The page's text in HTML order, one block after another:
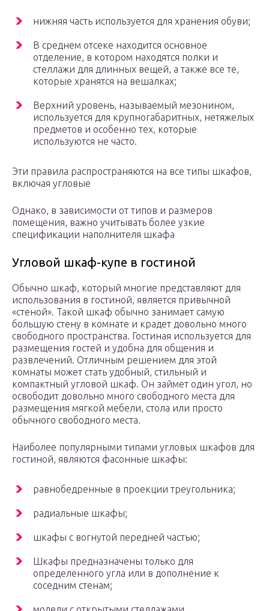
нижняя часть используется для хранения обуви;
В среднем отсеке находится основное
отделение, в котором находятся полки и
стеллажи для длинных вещей, а также все те,
которые хранятся на вешалках;
Верхний уровень, называемый мезонином,
используется для крупногабаритных, нетяжелых
предметов и особенно тех, которые
используются не часто.
Эти правила распространяются на все типы шкафов,
включая угловые
Однако, в зависимости от типов и размеров
помещения, важно учитывать более узкие
спецификации наполнителя шкафа
Угловой шкаф-купе в гостиной
Обычно шкаф, который многие представляют для
использования в гостиной, является привычной
«стеной». Такой шкаф обычно занимает самую
большую стену в комнате и крадет довольно много
свободного пространства. Гостиная используется для
размещения гостей и удобна для общения и
развлечений. Отличным решением для этой
комнаты может стать удобный, стильный и
компактный угловой шкаф. Он займет один угол, но
освободит довольно много свободного места для
размещения мягкой мебели, стола или просто
обычного свободного места.
Наиболее популярными типами угловых шкафов для
гостиной, являются фасонные шкафы:
равнобедренные в проекции треугольника;
радиальные шкафы;
шкафы с вогнутой передней частью;
Шкафы предназначены только для
определенного угла или в дополнение к
соседним стенам;